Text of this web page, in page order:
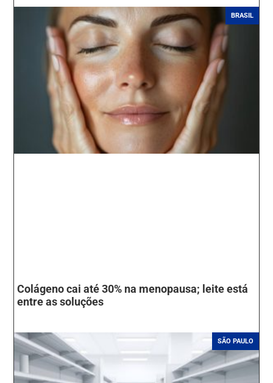
BRASIL
Colágeno cai até 30% na menopausa; leite está
entre as soluções
SÃO PAULO